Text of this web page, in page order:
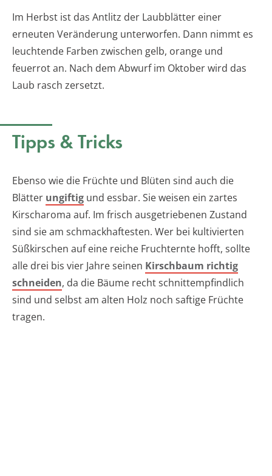
Im Herbst ist das Antlitz der Laubblätter einer
erneuten Veränderung unterworfen. Dann nimmt es
leuchtende Farben zwischen gelb, orange und
feuerrot an. Nach dem Abwurf im Oktober wird das
Laub rasch zersetzt.
Tipps & Tricks
Ebenso wie die Früchte und Blüten sind auch die
Blätter ungiftig und essbar. Sie weisen ein zartes
Kirscharoma auf. Im frisch ausgetriebenen Zustand
sind sie am schmackhaftesten. Wer bei kultivierten
Süßkirschen auf eine reiche Fruchternte hofft, sollte
alle drei bis vier Jahre seinen Kirschbaum richtig
schneiden, da die Bäume recht schnittempfindlich
sind und selbst am alten Holz noch saftige Früchte
tragen.